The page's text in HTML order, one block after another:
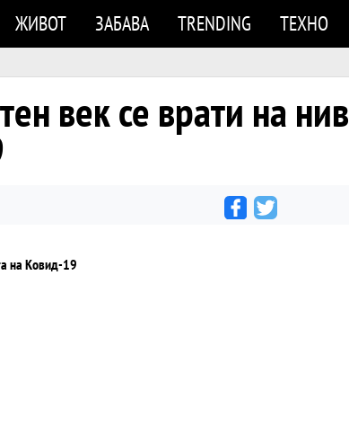
ЖИВОТ ЗАБАВА TRENDING ТЕХНО
век се врати на